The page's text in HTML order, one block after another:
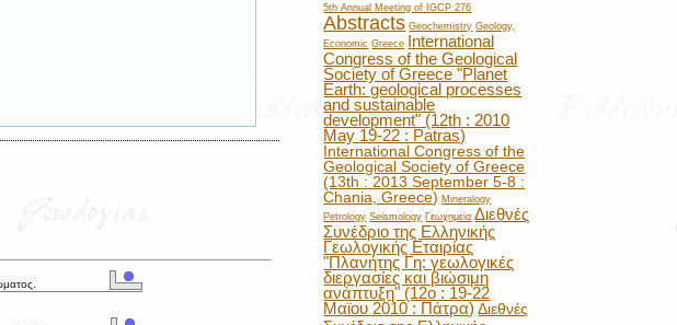
5th Annual Meeting of IGCP 276
Abstracts Geochemistry Geology,
Economic Greece
International
Congress of the Geological
Society of Greece "Planet
Earth: geological processes
and sustainable
development" (12th : 2010
May 19-22 : Patras)
International Congress of the
Geological Society of Greece
(13th : 2013 September 5-8 :
Chania, Greece) Mineralogy
Petrology Seismology Γεωχημεία Διεθνές
Συνέδριο της Ελληνικής
Γεωλογικής Εταιρίας
"Πλανήτης Γη: γεωλογικές
διεργασίες και βιώσιμη
ανάπτυξη" (12ο : 19-22
Μαϊου 2010 : Πάτρα) Διεθνές